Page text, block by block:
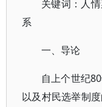
关键词：人
系
一、导论
自上个世纪
以及村民选举制